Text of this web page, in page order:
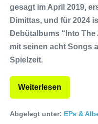
gesagt im April 2019,
Dimittas, und für 2024
Debütalbums “Into
mit seinen acht Songs
Spielzeit.
Weiterlesen
Abgelegt unter: EPs &